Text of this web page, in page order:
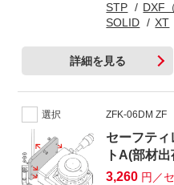
STP
DXF
SOLID
XT
詳細を見る
選択 ZFK-06DM ZF
セーフティ
トA(部材出
3,260 円／